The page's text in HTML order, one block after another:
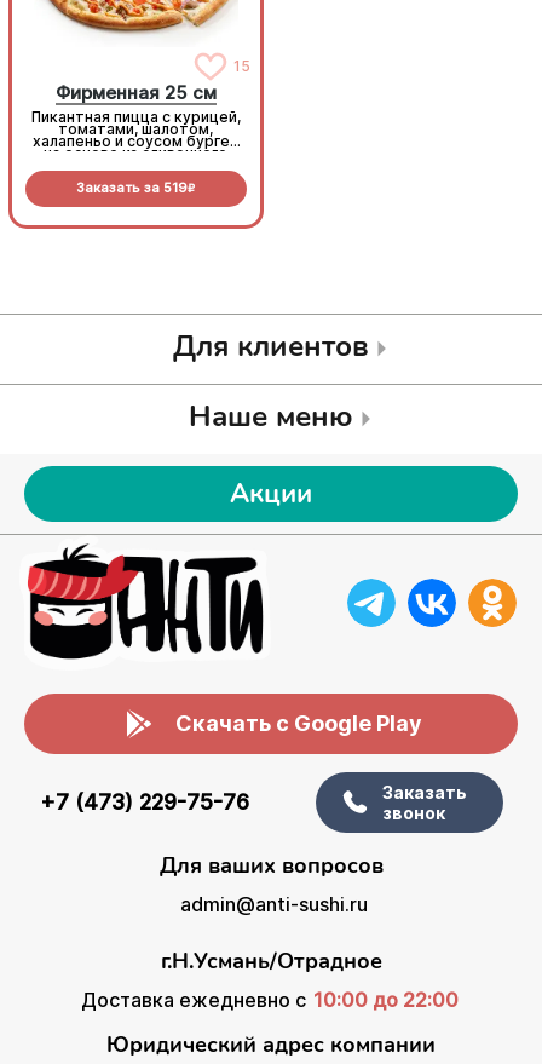
15
Фирменная 25 см
Пикантная пицца с курицей,
томатами, шалотом,
халапеньо и соусом бургер
на основе из сливочного
Заказать за 519R
Для клиентов
Наше меню
Акции
Скачать с Google Play
+7 (473) 229-75-76
Заказать
звонок
Для ваших вопросов
admin@anti-sushi.ru
г.Н.Усмань/Отрадное
Доставка ежедневно с 10:00 до 22:00
Юридический адрес компании